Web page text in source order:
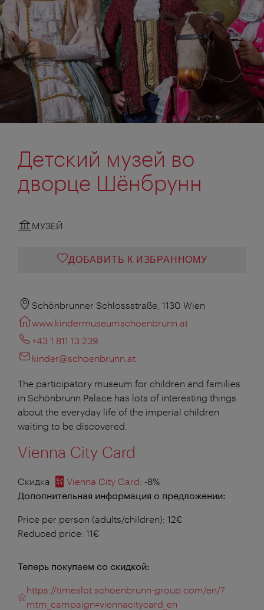
Детский музей во
дворце Шёнбрунн
МУЗЕЙ
ДОБАВИТЬ К ИЗБРАННОМУ
Schönbrunner Schlossstraße, 1130 Wien
www.kindermuseumschoenbrunn.at
+43 1 811 13 239
kinder@schoenbrunn.at
The participatory museum for children and families
in Schönbrunn Palace has lots of interesting things
about the everyday life of the imperial children
waiting to be discovered.
Vienna City Card
Скидка Vienna City Card: -8%
Дополнительная информация о предложении:
Price per person (adults/children): 12€
Reduced price: 11€
Теперь покупаем со скидкой:
https://timeslot.schoenbrunn-group.com/en/?
mtm_campaign=viennacitycard_en